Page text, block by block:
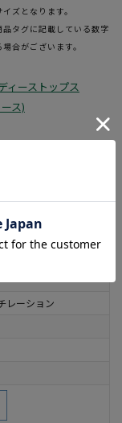
レーション
ズとなります。
タグに記載している数字
合がございます。
ィーストップス
ス)